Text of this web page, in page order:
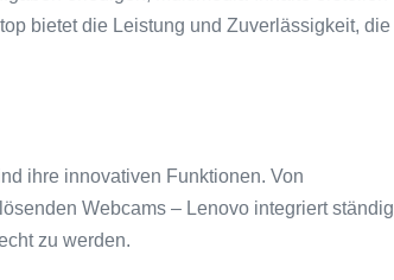
bietet die Leistung und Zuverlässigkeit, die
ihre innovativen Funktionen. Von
Webcams – Lenovo integriert ständig
zu werden.